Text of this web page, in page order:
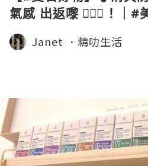
氣感 出返嚟 🧚🏻‍♀️！｜
印😻 ｜#手袋好物 #香
用就會愛上‼️ 💕
Janet ．精叻生活